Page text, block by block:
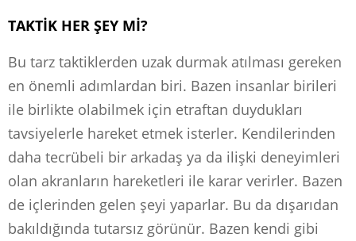
TAKTİK HER ŞEY Mİ?
Bu tarz taktiklerden uzak durmak atılması gereken
en önemli adımlardan biri. Bazen insanlar birileri
ile birlikte olabilmek için etraftan duydukları
tavsiyelerle hareket etmek isterler. Kendilerinden
daha tecrübeli bir arkadaş ya da ilişki deneyimleri
olan akranların hareketleri ile karar verirler. Bazen
de içlerinden gelen şeyi yaparlar. Bu da dışarıdan
bakıldığında tutarsız görünür. Bazen kendi gibi